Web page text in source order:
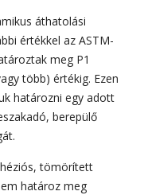
áthatolási
értékkel az ASTM-
meg P1
több) értékig. Ezen
határozni egy adott
berepülő
tömörített
határoz meg